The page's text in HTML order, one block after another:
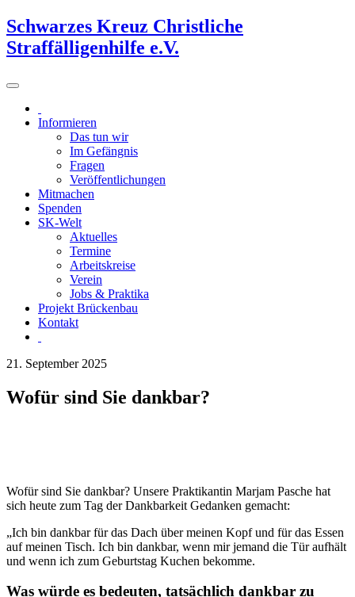
Schwarzes Kreuz Christliche
Straffälligenhilfe e.V.
Informieren
Das tun wir
Im Gefängnis
Fragen
Veröffentlichungen
Mitmachen
Spenden
SK-Welt
Aktuelles
Termine
Arbeitskreise
Verein
Jobs & Praktika
Projekt Brückenbau
Kontakt
21. September 2025
Wofür sind Sie dankbar?
Wofür sind Sie dankbar? Unsere Praktikantin Marjam Pasche hat
sich heute zum Tag der Dankbarkeit Gedanken gemacht:
„Ich bin dankbar für das Dach über meinen Kopf und für das Essen
auf meinen Tisch. Ich bin dankbar, wenn mir jemand die Tür aufhält
und wenn ich zum Geburtstag Kuchen bekomme.
Was würde es bedeuten, tatsächlich dankbar zu